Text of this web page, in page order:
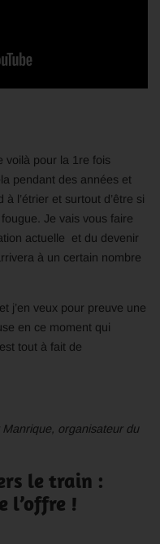
voilà pour la 1re fois
pendant des années et
l’étrier et surtout d’être si
Je vais vous faire
actuelle et du devenir
à un certain nombre
j’en veux pour preuve une
en ce moment qui
tout à fait de
organisateur du
le train :
l’offre !